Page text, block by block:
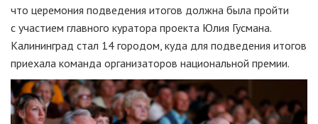
что церемония подведения итогов должна была пройти
с участием главного куратора проекта Юлия Гусмана.
Калининград стал 14 городом, куда для подведения итогов
приехала команда организаторов национальной премии.